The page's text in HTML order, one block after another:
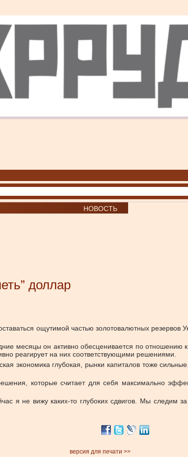
НОВОСТЬ
доллар
ощутимой частью золотовалютных
месяцы он активно обесценивается по
реагирует на них соответствующими решениями.
экономика глубокая, рынки капиталов тоже
которые считает для себя максимально
я не вижу каких-то глубоких сдвигов. Мы следим
версия для печати >>